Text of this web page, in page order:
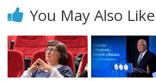
You May Also Like